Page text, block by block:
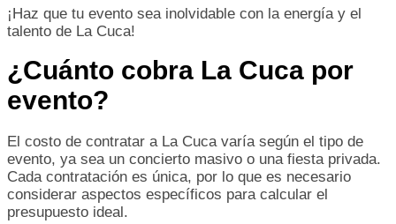
¡Haz que tu evento sea inolvidable con la energía y el
talento de La Cuca!
¿Cuánto cobra La Cuca por
evento?
El costo de contratar a La Cuca varía según el tipo de
evento, ya sea un concierto masivo o una fiesta privada.
Cada contratación es única, por lo que es necesario
considerar aspectos específicos para calcular el
presupuesto ideal.